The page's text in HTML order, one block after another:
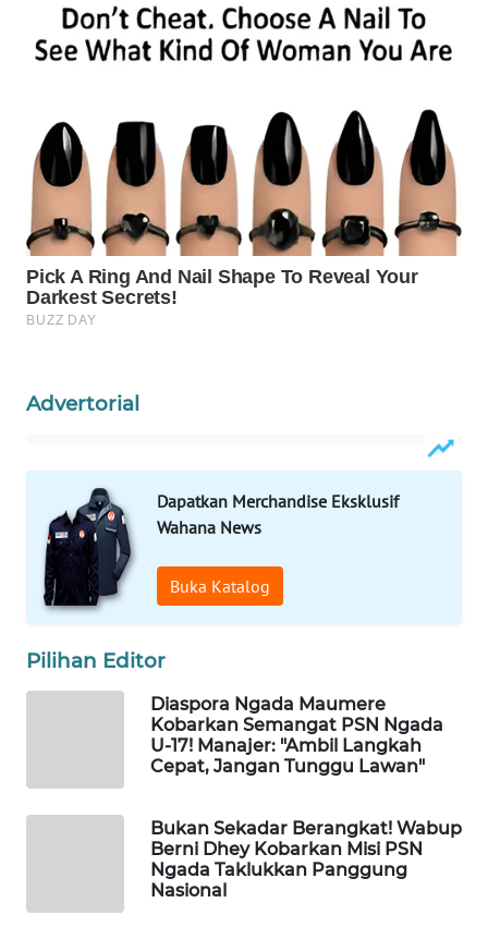
Advertorial
Dapatkan Merchandise Eksklusif
Wahana News
Buka Katalog
Pilihan Editor
Diaspora Ngada Maumere
Kobarkan Semangat PSN Ngada
U-17! Manajer: "Ambil Langkah
Cepat, Jangan Tunggu Lawan"
Bukan Sekadar Berangkat! Wabup
Berni Dhey Kobarkan Misi PSN
Ngada Taklukkan Panggung
Nasional
WAHANANEWS
NET
WAHANA
UMKM
WAHANA
SELEB
WAHANA
WAHANA
HEALTH
WAHANA
DESA
WISATA
MASYARAKAT